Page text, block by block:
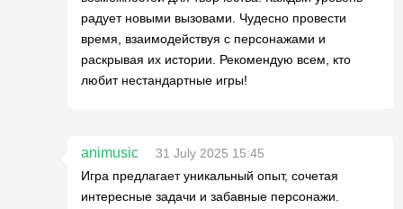
радует новыми вызовами. Чудесно провести
время, взаимодействуя с персонажами и
раскрывая их истории. Рекомендую всем, кто
любит нестандартные игры!
animusic
31 July 2025 15:45
Игра предлагает уникальный опыт, сочетая
интересные задачи и забавные персонажи.